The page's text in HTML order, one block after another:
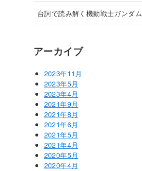
台詞で読み解く機動戦士ガンダム
アーカイブ
2023年11月
2023年5月
2023年4月
2021年9月
2021年8月
2021年6月
2021年5月
2021年4月
2020年5月
2020年4月